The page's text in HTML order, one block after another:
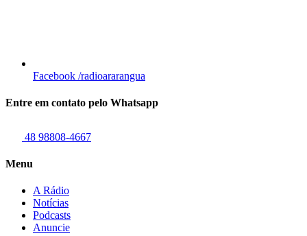
Facebook /radioararangua
Entre em contato pelo Whatsapp
48 98808-4667
Menu
A Rádio
Notícias
Podcasts
Anuncie